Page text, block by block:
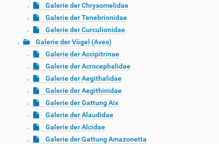
Galerie der Chrysomelidae
Galerie der Tenebrionidae
Galerie der Curculionidae
Galerie der Vögel (Aves)
Galerie der Accipitrinae
Galerie der Acrocephalidae
Galerie der Aegithalidae
Galerie der Aegithinidae
Galerie der Gattung Aix
Galerie der Alaudidae
Galerie der Alcidae
Galerie der Gattung Amazonetta